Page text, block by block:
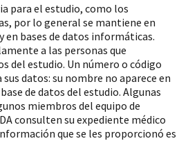
para el estudio, como los
por lo general se mantiene en
en bases de datos informáticas.
a las personas que
del estudio. Un número o código
datos: su nombre no aparece en
de datos del estudio. Algunas
miembros del equipo de
consulten su expediente médico
que se les proporcionó es